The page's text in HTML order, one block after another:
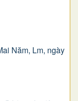
Năm, Lm, ngày